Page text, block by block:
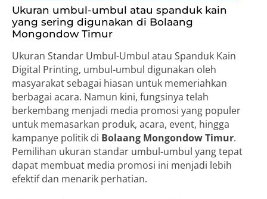
Ukuran umbul-umbul atau spanduk kain
yang sering digunakan di Bolaang
Mongondow Timur
Ukuran Standar Umbul-Umbul atau Spanduk Kain
Digital Printing, umbul-umbul digunakan oleh
masyarakat sebagai hiasan untuk memeriahkan
berbagai acara. Namun kini, fungsinya telah
berkembang menjadi media promosi yang populer
untuk memasarkan produk, acara, event, hingga
kampanye politik di Bolaang Mongondow Timur.
Pemilihan ukuran standar umbul-umbul yang tepat
dapat membuat media promosi ini menjadi lebih
efektif dan menarik perhatian.